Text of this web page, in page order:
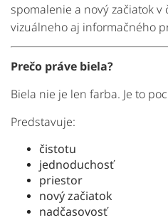
spomalenie a novýzačiatokv
vizuálnehoaj informačného
Prečo práve biela?
Biela nie je len farba. Je to
Predstavuje:
čistotu
jednoduchosť
priestor
novýzačiatok
nadčasovosť